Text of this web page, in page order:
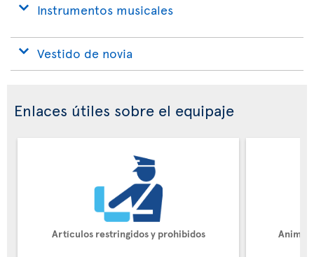
Instrumentos musicales
Vestido de novia
Enlaces útiles sobre el equipaje
Artículos restringidos y prohibidos